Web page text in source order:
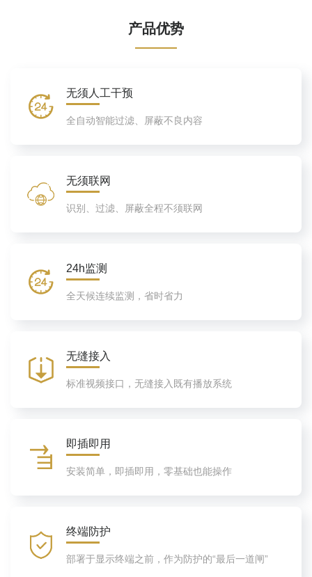
产品优势
无须人工干预
全自动智能过滤、屏蔽不良内容
无须联网
识别、过滤、屏蔽全程不须联网
24h监测
全天候连续监测，省时省力
无缝接入
标准视频接口，无缝接入既有播放系统
即插即用
安装简单，即插即用，零基础也能操作
终端防护
部署于显示终端之前，作为防护的“最后一道闸”